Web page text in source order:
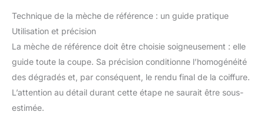
Technique de la mèche de référence : un guide pratique
Utilisation et précision
La mèche de référence doit être choisie soigneusement : elle
guide toute la coupe. Sa précision conditionne l’homogénéité
des dégradés et, par conséquent, le rendu final de la coiffure.
L’attention au détail durant cette étape ne saurait être sous-
estimée.